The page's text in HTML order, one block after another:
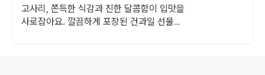
고사리, 쫀득한 식감과 진한 달콤함이 입맛을
사로잡아요. 깔끔하게 포장된 건과일 선물세